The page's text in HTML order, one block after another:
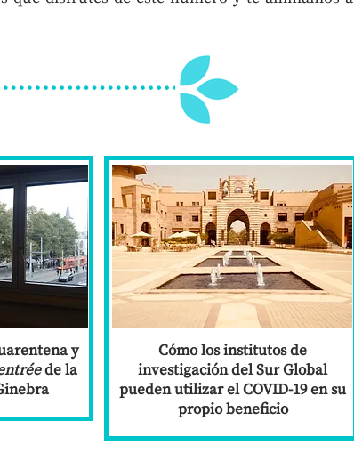
y
de la
Cómo los institutos de
investigación del Sur Global
pueden utilizar el COVID-19 en su
propio beneficio